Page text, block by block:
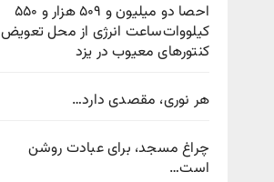
احصا دو میلیون و ۵۰۹ هزار و ۵۵۰
کیلووات‌ساعت انرژی از محل تعویض
کنتورهای معیوب در یزد
هر نوری، مقصدی دارد…
چراغ مسجد، برای عبادت روشن
است…